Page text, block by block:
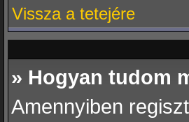
Vissza a tetejére
» Hogyan tudom
Amennyiben